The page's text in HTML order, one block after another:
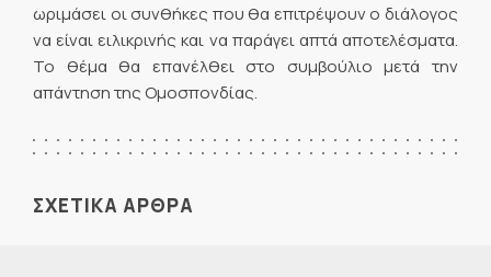
ωριμάσει οι συνθήκες που θα επιτρέψουν ο διάλογος
να είναι ειλικρινής και να παράγει απτά αποτελέσματα.
Το θέμα θα επανέλθει στο συμβούλιο μετά την
απάντηση της Ομοσπονδίας.
ΣΧΕΤΙΚΑ ΑΡΘΡΑ